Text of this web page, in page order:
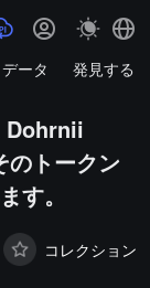
データ 発見する
Dohrnii
トークン
す。
コレクション